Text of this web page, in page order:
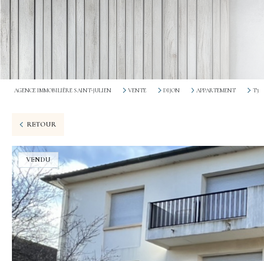
AGENCE IMMOBILIÈRE SAINT-JULIEN VENTE DIJON APPARTEMENT T3
RETOUR
VENDU